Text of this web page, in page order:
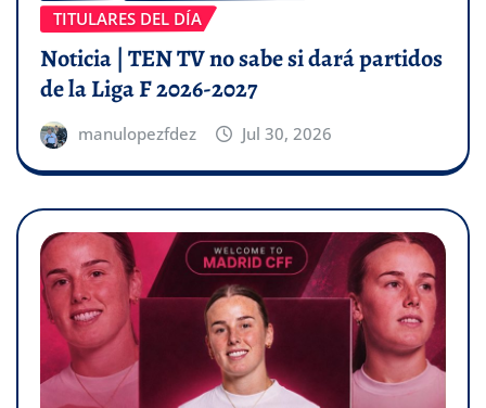
TITULARES DEL DÍA
Noticia | TEN TV no sabe si dará partidos
de la Liga F 2026-2027
manulopezfdez Jul 30, 2026